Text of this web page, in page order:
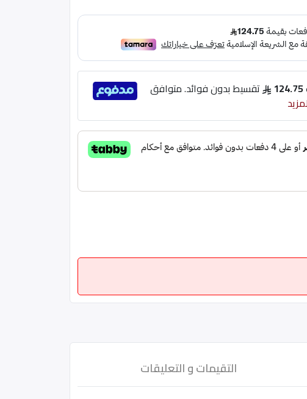
124.75
تقسيط بدون فوائد. متوافق
التقيمات و التعليقات